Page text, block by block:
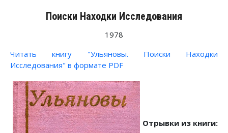
Поиски Находки Исследования
1978
Читать книгу "Ульяновы. Поиски Находки
Исследования" в формате PDF
Отрывки из книги: